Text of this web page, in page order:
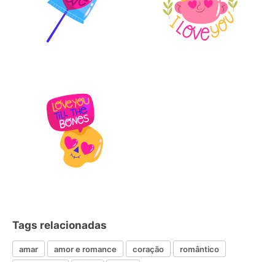
Tags relacionadas
amar amor e romance coração
romântico